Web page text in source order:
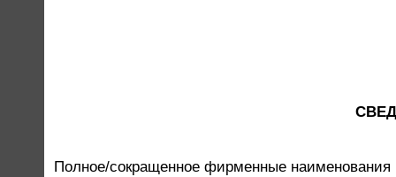
Полное/сокращенное фирменные наименования